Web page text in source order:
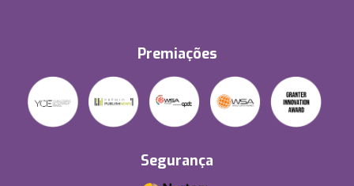
Premiações
Segurança